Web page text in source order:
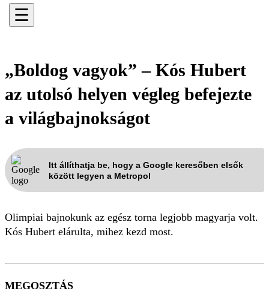
☰
„Boldog vagyok” – Kós Hubert
az utolsó helyen végleg befejezte
a világbajnokságot
Itt állíthatja be, hogy a Google keresőben elsők
között legyen a Metropol
Olimpiai bajnokunk az egész torna legjobb magyarja volt.
Kós Hubert elárulta, mihez kezd most.
MEGOSZTÁS